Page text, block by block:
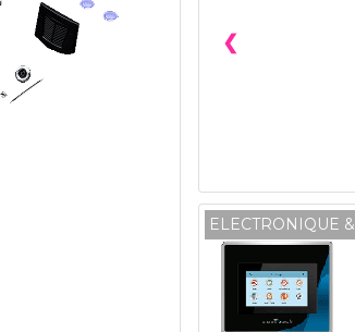
❮
ELECTRONIQUE &